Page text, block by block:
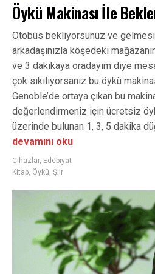
Öykü Makinası İle
Otobüs bekliyorsunuz ve
arkadaşınızla köşedeki
ve 3 dakikaya oradayım diye
çok sıkılıyorsanız bu öykü
Genoble’de ortaya çıkan bu
değerlendirmeniz için ücretsiz
üzerinde bulunan 1, 3, 5 dakika
devamını oku
Cihazlar, Edebiyat
Kitap Öykü Şiir